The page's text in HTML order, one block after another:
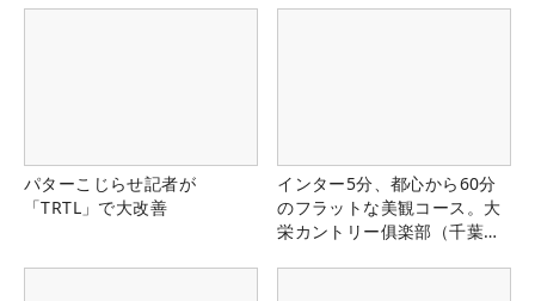
パターこじらせ記者が
「TRTL」で大改善
インター5分、都心から60分
のフラットな美観コース。大
栄カントリー俱楽部（千葉